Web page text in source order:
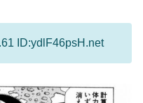
ID:ydlF46psH.net